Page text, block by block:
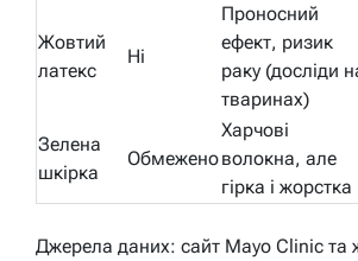
Жовтий
латекс
Ні
Проносний
ефект, ризик
раку (досліди
тваринах)
Зелена
шкірка
Обмежено
Харчові
волокна, але
гірка і жорстка
Джерела даних: сайт Mayo Clinic та